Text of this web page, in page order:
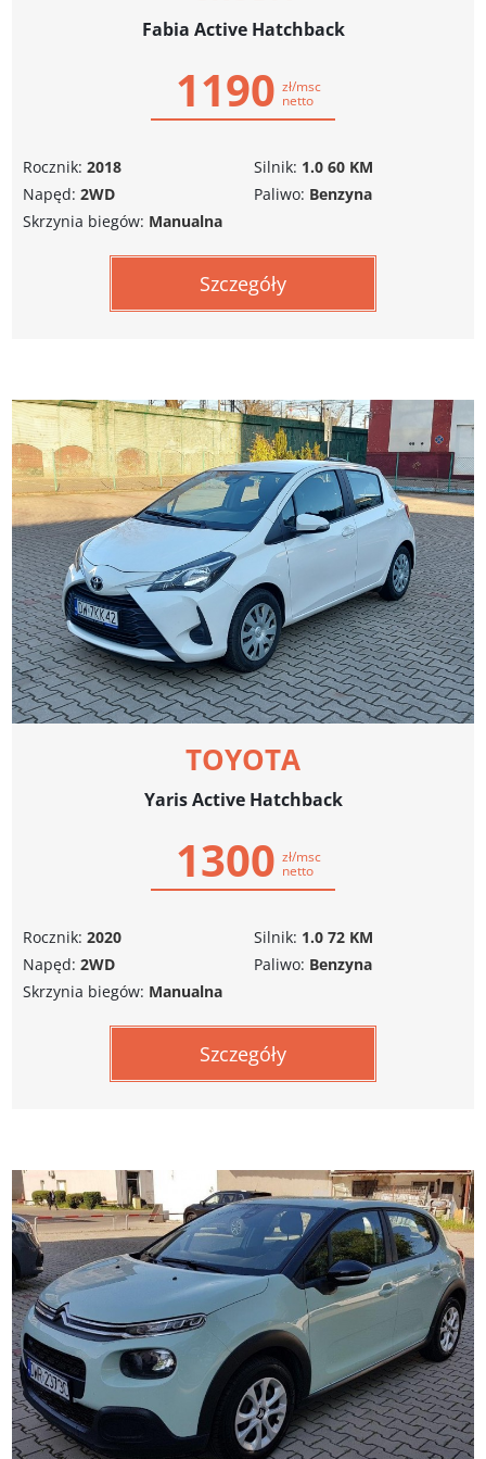
Fabia Active Hatchback
1190 zł/msc
netto
Rocznik: 2018
Napęd: 2WD
Silnik: 1.0 60 KM
Paliwo: Benzyna
Skrzynia biegów: Manualna
Szczegóły
TOYOTA
Yaris Active Hatchback
1300 zł/msc
netto
Rocznik: 2020
Napęd: 2WD
Silnik: 1.0 72 KM
Paliwo: Benzyna
Skrzynia biegów: Manualna
Szczegóły